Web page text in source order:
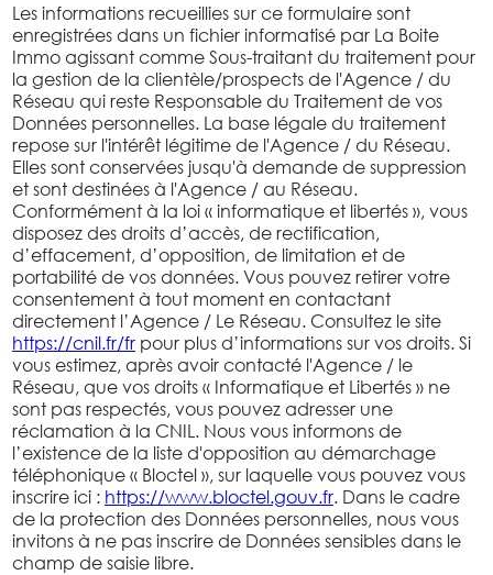
Les informations recueillies sur ce formulaire sont
enregistrées dans un fichier informatisé par La Boite
Immo agissant comme Sous-traitant du traitement pour
la gestion de la clientèle/prospects de l'Agence / du
Réseau qui reste Responsable du Traitement de vos
Données personnelles. La base légale du traitement
repose sur l'intérêt légitime de l'Agence / du Réseau.
Elles sont conservées jusqu'à demande de suppression
et sont destinées à l'Agence / au Réseau.
Conformément à la loi « informatique et libertés », vous
disposez des droits d’accès, de rectification,
d’effacement, d’opposition, de limitation et de
portabilité de vos données. Vous pouvez retirer votre
consentement à tout moment en contactant
directement l’Agence / Le Réseau. Consultez le site
https://cnil.fr/fr pour plus d’informations sur vos droits. Si
vous estimez, après avoir contacté l'Agence / le
Réseau, que vos droits « Informatique et Libertés » ne
sont pas respectés, vous pouvez adresser une
réclamation à la CNIL. Nous vous informons de
l’existence de la liste d'opposition au démarchage
téléphonique « Bloctel », sur laquelle vous pouvez vous
inscrire ici : https://www.bloctel.gouv.fr. Dans le cadre
de la protection des Données personnelles, nous vous
invitons à ne pas inscrire de Données sensibles dans le
champ de saisie libre.